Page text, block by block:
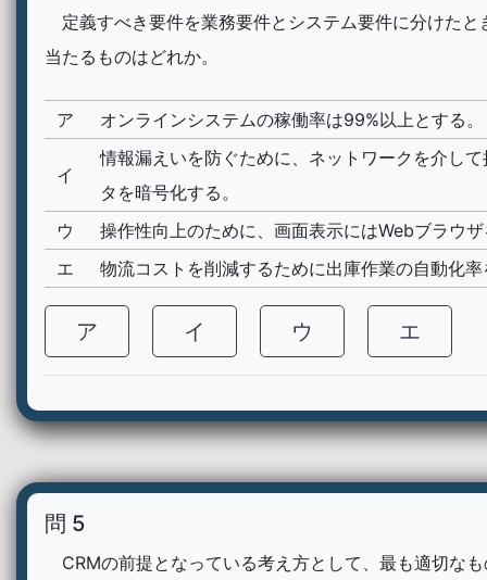
定義すべき要件を業務要件とシステム要件に分けたと
当たるものはどれか。
ア オンラインシステムの稼働率は99%以上とする。
イ
情報漏えいを防ぐために、ネットワークを介し
タを暗号化する。
ウ
操作性向上のために、画面表示にはWebブラウ
エ
物流コストを削減するために出庫作業の自動化
ア イ ウ エ
問 5
CRMの前提となっている考え方として、最も適切な